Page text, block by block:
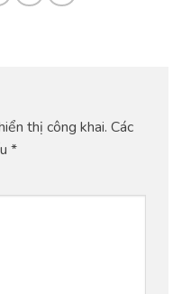
thị công khai. Các
*